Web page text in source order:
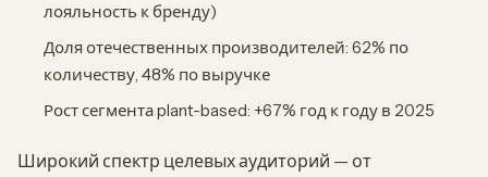
лояльность к бренду)
Доля отечественных производителей: 62% по
количеству, 48% по выручке
Рост сегмента plant-based: +67% год к году в 2025
Широкий спектр целевых аудиторий — от